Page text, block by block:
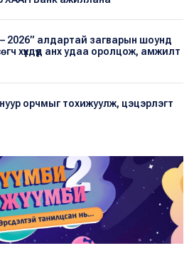
– 2026” алдартай загварын шоунд
хүүхдүүд анх удаа оролцож, амжилт
орчмыг тохижуулж, цэцэрлэгт